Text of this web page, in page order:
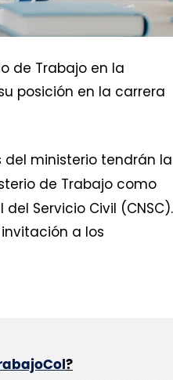
de Trabajo en la
posición en la carrera
del ministerio tendrán la
de Trabajo como
Servicio Civil (CNSC).
a los
?